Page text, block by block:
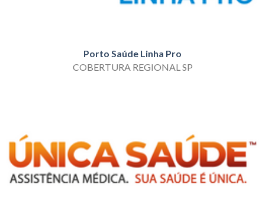
Porto Saúde Linha Pro
COBERTURA REGIONAL SP